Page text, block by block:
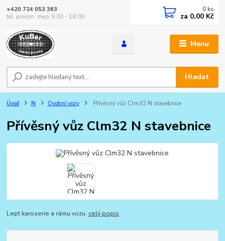
Menu
Hledat
+420 724 053 363
tel. prosím, mezi 9.00 - 18.00
0 ks
za 0,00 Kč
Úvod N Osobní vozy Přívěsný vůz Clm32 N stavebnice
Přívěsný vůz Clm32 N stavebnice
Lept karoserie a rámu vozu. celý popis